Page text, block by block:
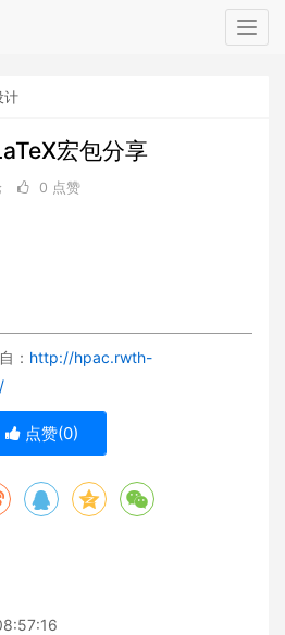
计
宏包分享
0 点赞
： http://hpac.rwth-
点赞(0)